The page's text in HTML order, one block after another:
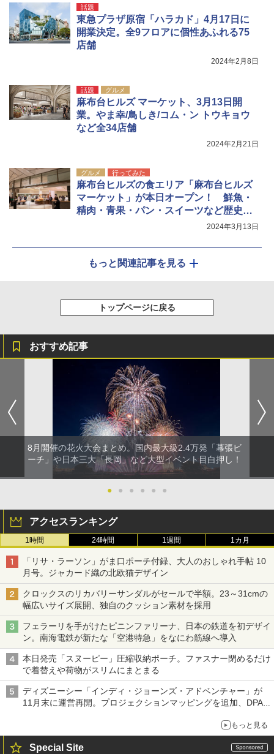
人用 簡単設置 ポップアップテント PATC-15
0B エクルベージュ
￥10,990
ンパクト多機能設計 持ち運び便利 アウトド
ア/オフィス/教育現場/展示会用 緑
￥1,180
話題
東急プラザ原宿「ハラカド」4月17日に
開業決定。全9フロアに個性あふれる75
店舗
2024年2月8日
話題 グルメ
麻布台ヒルズ マーケット、3月13日開
業。やま幸/鳥しき/コム・ン トウキョウ
など全34店舗
2024年2月21日
グルメ 行ってみた
麻布台ヒルズの食エリア「麻布台ヒルズ
マーケット」が本日オープン！ 鮮魚・
精肉・青果・パン・スイーツなど歴史あ
る名店も参加する豪華なラインアップを
2024年3月13日
もっと関連記事を見る
トップページに戻る
おすすめ記事
8月開催の花火大会まとめ。国内最大級2.4万発「幕張ビ
ーチ」や日本三大「長岡」など大型イベント目白押し！
● ● ● ● ● ●
アクセスランキング
1時間 24時間 1週間 1カ月
「リサ・ラーソン」がま口ポーチ付録、大人のおしゃれ手帖 10
月号。ジャカード織の北欧猫デザイン
クロックスのリカバリーサンダルがセールで半額。23～31cmの
幅広いサイズ展開、独自のクッション素材を採用
フェラーリを手がけたピニンファリーナ、日本の鉄道を初デザイ
ン。南海電鉄が新たな「空港特急」をなにわ筋線へ導入
本日発売「スヌーピー」圧縮収納ポーチ。ファスナー閉めるだけ
で着替えや荷物がスリムにまとまる
ディズニーシー「インディ・ジョーンズ・アドベンチャー」が
11月末に運営再開。プロジェクションマッピングを追加、DPA
もっと見る
Special Site